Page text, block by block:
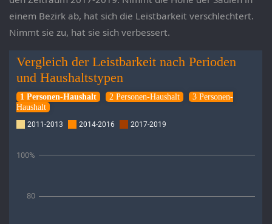
einem Bezirk ab, hat sich die Leistbarkeit verschlechtert.
Nimmt sie zu, hat sie sich verbessert.